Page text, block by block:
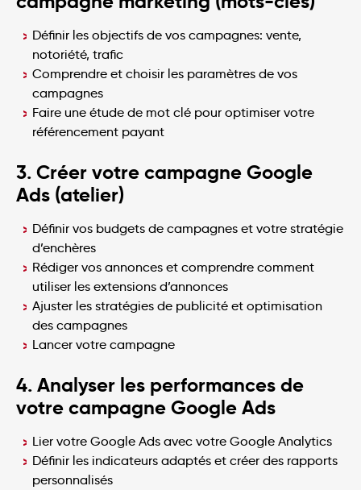
Définir les objectifs de vos campagnes: vente,
notoriété, trafic
Comprendre et choisir les paramètres de vos
campagnes
Faire une étude de mot clé pour optimiser votre
référencement payant
3. Créer votre campagne Google
Ads (atelier)
Définir vos budgets de campagnes et votre stratégie
d’enchères
Rédiger vos annonces et comprendre comment
utiliser les extensions d’annonces
Ajuster les stratégies de publicité et optimisation
des campagnes
Lancer votre campagne
4. Analyser les performances de
votre campagne Google Ads
Lier votre Google Ads avec votre Google Analytics
Définir les indicateurs adaptés et créer des rapports
personnalisés